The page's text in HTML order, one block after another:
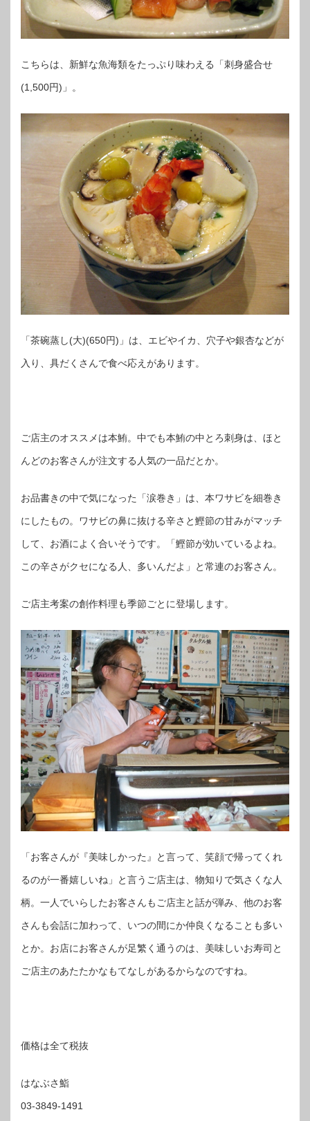
こちらは、新鮮な魚海類をたっぷり味わえる「刺身盛合せ
(1,500円)」。
「茶碗蒸し(大)(650円)」は、エビやイカ、穴子や銀杏などが
入り、具だくさんで食べ応えがあります。
ご店主のオススメは本鮪。中でも本鮪の中とろ刺身は、ほと
んどのお客さんが注文する人気の一品だとか。
お品書きの中で気になった「涙巻き」は、本ワサビを細巻き
にしたもの。ワサビの鼻に抜ける辛さと鰹節の甘みがマッチ
して、お酒によく合いそうです。「鰹節が効いているよね。
この辛さがクセになる人、多いんだよ」と常連のお客さん。
ご店主考案の創作料理も季節ごとに登場します。
「お客さんが『美味しかった』と言って、笑顔で帰ってくれ
るのが一番嬉しいね」と言うご店主は、物知りで気さくな人
柄。一人でいらしたお客さんもご店主と話が弾み、他のお客
さんも会話に加わって、いつの間にか仲良くなることも多い
とか。お店にお客さんが足繁く通うのは、美味しいお寿司と
ご店主のあたたかなもてなしがあるからなのですね。
価格は全て税抜
はなぶさ鮨
03-3849-1491